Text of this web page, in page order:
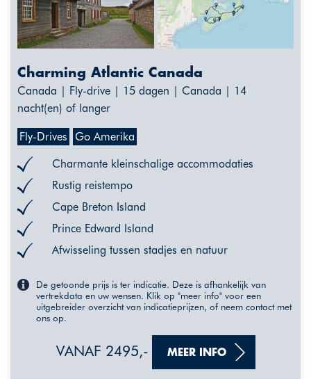
Charming Atlantic Canada
Canada | Fly-drive | 15 dagen | Canada | 14
nacht(en) of langer
Fly-Drives Go Amerika
Charmante kleinschalige accommodaties
Rustig reistempo
Cape Breton Island
Prince Edward Island
Afwisseling tussen stadjes en natuur
De getoonde prijs is ter indicatie. Deze is afhankelijk van
vertrekdata en uw wensen. Klik op "meer info" voor een
uitgebreider overzicht van indicatieprijzen, of neem contact met
ons op.
VANAF 2495,- MEER INFO